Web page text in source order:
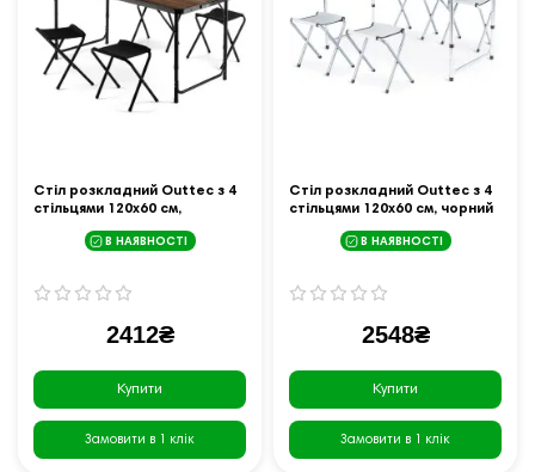
Стіл розкладний Outtec з 4
стільцями 120х60 см,
В НАЯВНОСТІ
2412₴
Купити
Замовити в 1 клік
Стіл розкладний Outtec з 4
стільцями 120х60 см, чорний
В НАЯВНОСТІ
2548₴
Купити
Замовити в 1 клік